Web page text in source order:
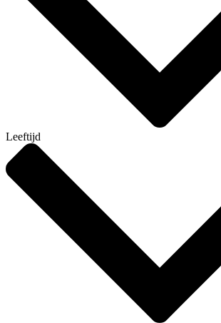
Leeftijd